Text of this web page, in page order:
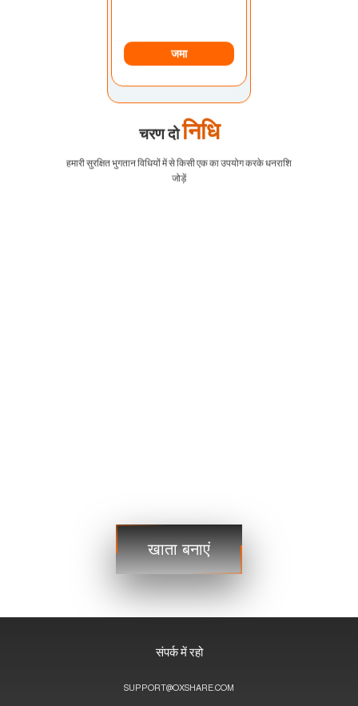
जमा
चरण दोनिधि
हमारी सुरक्षित भुगतान विधियों में से किसी एक का उपयोग करके धनराशि
जोड़ें
चरण 3व्यापार
खाता बनाएं
संपर्क में रहो
SUPPORT@OXSHARE.COM